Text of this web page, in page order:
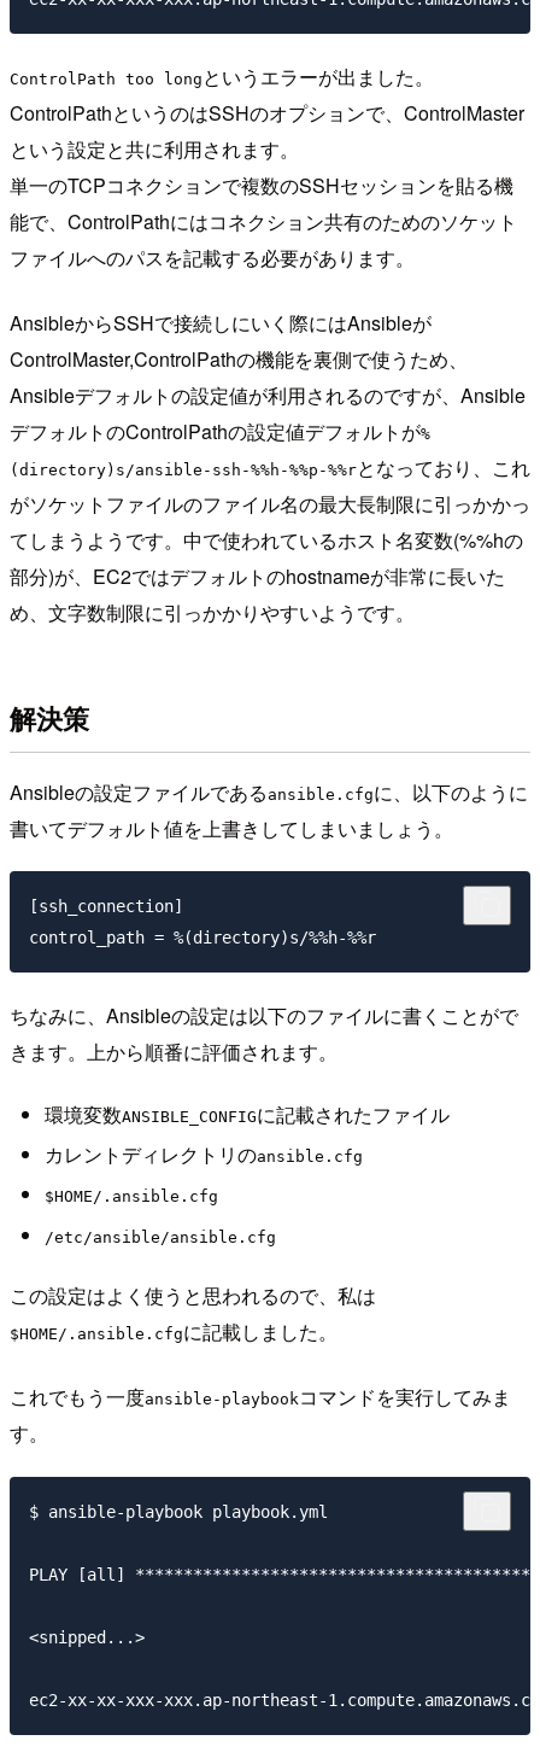
ControlPath too long というエラーが出ました。
ControlPathというのはSSHのオプションで、ControlMaster
という設定と共に利用されます。
単一のTCPコネクションで複数のSSHセッションを貼る機
能で、ControlPathにはコネクション共有のためのソケット
ファイルへのパスを記載する必要があります。
AnsibleからSSHで接続しにいく際にはAnsibleが
ControlMaster,ControlPathの機能を裏側で使うため、
Ansibleデフォルトの設定値が利用されるのですが、Ansible
デフォルトのControlPathの設定値デフォルトが%
(directory)s/ansible-ssh-%%h-%%p-%%rとなっており、これ
がソケットファイルのファイル名の最大長制限に引っかかっ
てしまうようです。中で使われているホスト名変数(%%hの
部分)が、EC2ではデフォルトのhostnameが非常に長いた
め、文字数制限に引っかかりやすいようです。
解決策
Ansibleの設定ファイルである ansible.cfgに、以下のように
書いてデフォルト値を上書きしてしまいましょう。
[ssh_connection]
ちなみに、Ansibleの設定は以下のファイルに書くことがで
きます。上から順番に評価されます。
環境変数ANSIBLE_CONFIGに記載されたファイル
カレントディレクトリのansible.cfg
$HOME/.ansible.cfg
/etc/ansible/ansible.cfg
この設定はよく使うと思われるので、私は
$HOME/.ansible.cfgに記載しました。
これでもう一度ansible-playbookコマンドを実行してみま
す。
$ ansible-playbook playbook.yml
PLAY [all]
<snipped...>